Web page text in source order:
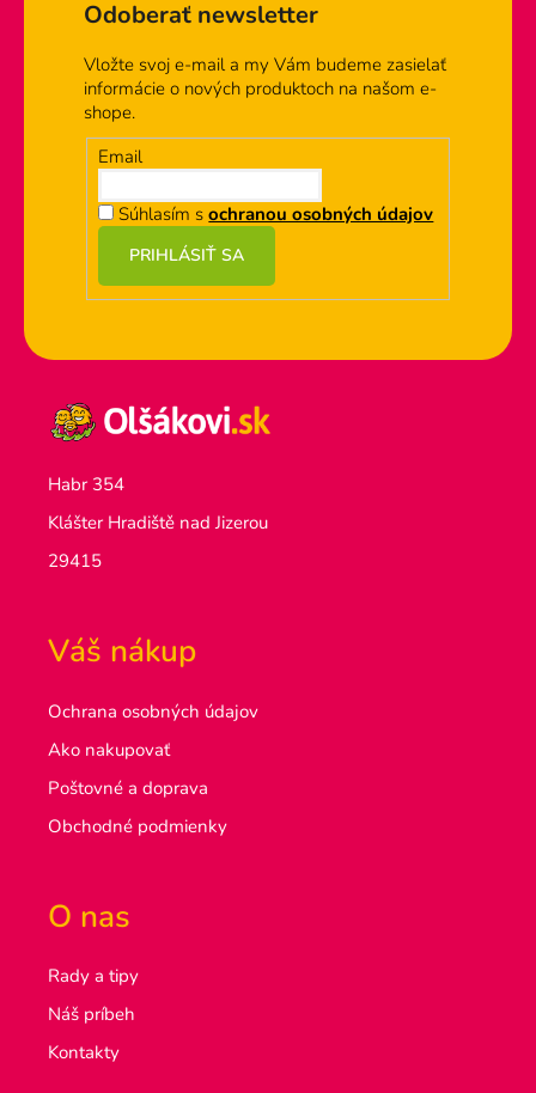
i
e
p
r
v
v
ý
i
Odoberať newsletter
Vložte svoj e-mail a my Vám budeme zasielať
informácie o nových produktoch na našom e-
shope.
Email
Súhlasím sochranou osobných údajov
PRIHLÁSIŤ SA
Habr 354
Klášter Hradiště nad Jizerou
29415
Váš nákup
Ochrana osobných údajov
Ako nakupovať
Poštovné a doprava
Obchodné podmienky
O nas
Rady a tipy
Náš príbeh
Kontakty